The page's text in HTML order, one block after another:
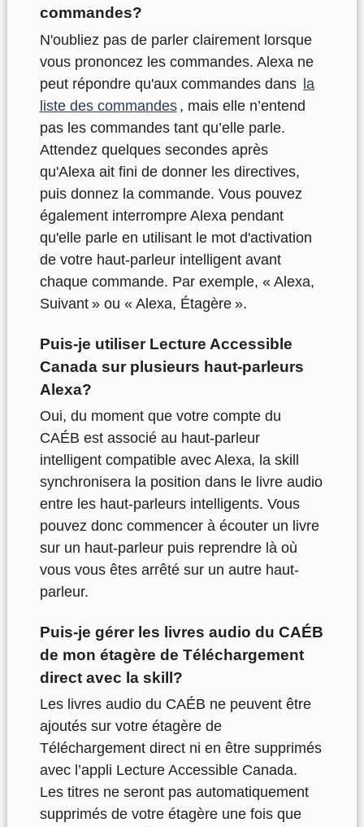
commandes?
N'oubliez pas de parler clairement lorsque
vous prononcez les commandes. Alexa ne
peut répondre qu'aux commandes dans la
liste des commandes , mais elle n’entend
pas les commandes tant qu’elle parle.
Attendez quelques secondes après
qu'Alexa ait fini de donner les directives,
puis donnez la commande. Vous pouvez
également interrompre Alexa pendant
qu'elle parle en utilisant le mot d'activation
de votre haut-parleur intelligent avant
chaque commande. Par exemple, « Alexa,
Suivant » ou « Alexa, Étagère ».
Puis-je utiliser Lecture Accessible
Canada sur plusieurs haut-parleurs
Alexa?
Oui, du moment que votre compte du
CAÉB est associé au haut-parleur
intelligent compatible avec Alexa, la skill
synchronisera la position dans le livre audio
entre les haut-parleurs intelligents. Vous
pouvez donc commencer à écouter un livre
sur un haut-parleur puis reprendre là où
vous vous êtes arrêté sur un autre haut-
parleur.
Puis-je gérer les livres audio du CAÉB
de mon étagère de Téléchargement
direct avec la skill?
Les livres audio du CAÉB ne peuvent être
ajoutés sur votre étagère de
Téléchargement direct ni en être supprimés
avec l’appli Lecture Accessible Canada.
Les titres ne seront pas automatiquement
supprimés de votre étagère une fois que